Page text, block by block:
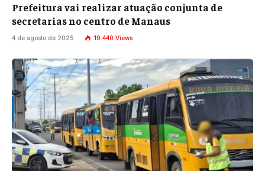
Prefeitura vai realizar atuação conjunta de
secretarias no centro de Manaus
4 de agosto de 2025 19.440 Views